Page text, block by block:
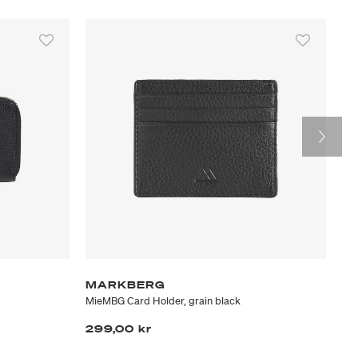
MARKBERG
MieMBG Card Holder, grain black
299,00 kr